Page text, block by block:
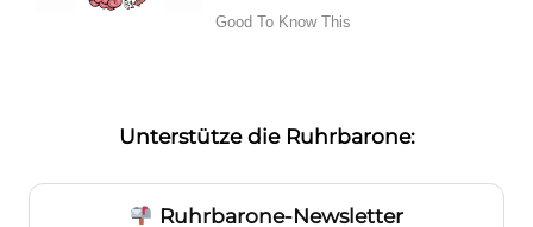
Unterstütze die Ruhrbarone:
Ruhrbarone-Newsletter